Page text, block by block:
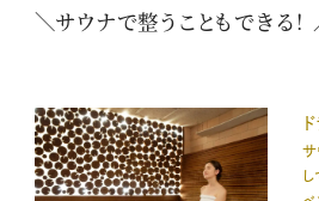
＼サウナで整うこともできる！
サ
し